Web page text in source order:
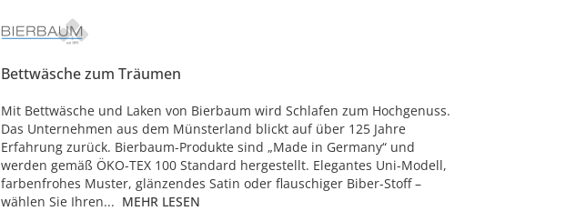
Bettwäsche zum Träumen
Mit Bettwäsche und Laken von Bierbaum wird Schlafen zum Hochgenuss.
Das Unternehmen aus dem Münsterland blickt auf über 125 Jahre
Erfahrung zurück. Bierbaum-Produkte sind „Made in Germany“ und
werden gemäß ÖKO-TEX 100 Standard hergestellt. Elegantes Uni-Modell,
farbenfrohes Muster, glänzendes Satin oder flauschiger Biber-Stoff –
wählen Sie Ihren... MEHR LESEN